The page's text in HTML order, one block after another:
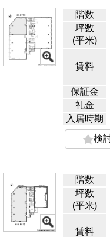
階数
坪数
(平米)
賃料
保証金
礼金
入居時期
検
階数
坪数
(平米)
賃料